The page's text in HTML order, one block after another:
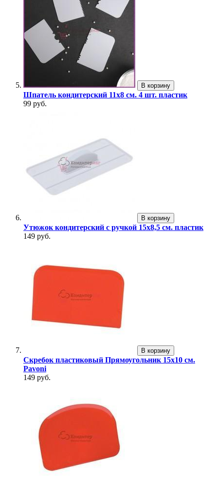
В корзину
Шпатель кондитерский 11х8 см. 4 шт. пластик
99 руб.
В корзину
Утюжок кондитерский с ручкой 15х8,5 см. пластик
149 руб.
В корзину
Скребок пластиковый Прямоугольник 15х10 см.
Pavoni
149 руб.